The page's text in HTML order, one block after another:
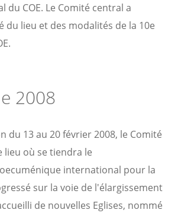
du COE. Le Comité central a
du lieu et des modalités de la 10e
2008
du 13 au 20 février 2008, le Comité
lieu où se tiendra le
international pour la
sur la voie de l'élargissement
de nouvelles Eglises, nommé